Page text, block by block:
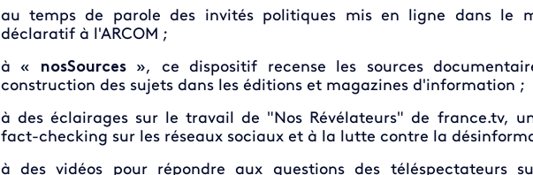
au temps de parole des invités politiques mis en ligne dans le
déclaratif à l'ARCOM ;
à « nosSources», ce dispositif recense les sources
construction des sujets dans les éditions et magazines d'information ;
à des éclairages sur le travail de "Nos Révélateurs" de france.tv,
fact-checking sur les réseaux sociaux et à la lutte contre la
à des vidéos pour répondre aux questions des téléspectateurs